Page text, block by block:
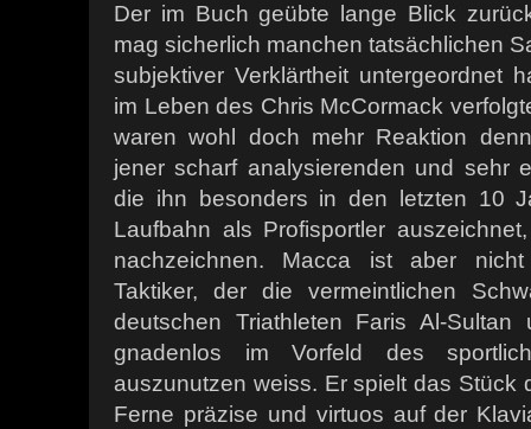
Der im Buch geübte lange Blick
mag sicherlich manchen tatsächlichen
subjektiver Verklärtheit untergeordnet
im Leben des Chris McCormack
waren wohl doch mehr Reaktion
jener scharf analysierenden und sehr
die ihn besonders in den letzten 10
Laufbahn als Profisportler
nachzeichnen. Macca ist aber
Taktiker, der die vermeintlichen
deutschen Triathleten Faris Al-
gnadenlos im Vorfeld des
auszunutzen weiss. Er spielt das Stück
Ferne präzise und virtuos auf der